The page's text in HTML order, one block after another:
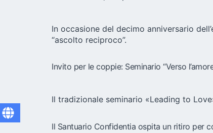
In occasione del decimo anniversario
“ascolto reciproco”.
Invito per le coppie: Seminario “Verso
Il tradizionale seminario «Leading to
Il Santuario Confidentia ospita un ritiro per